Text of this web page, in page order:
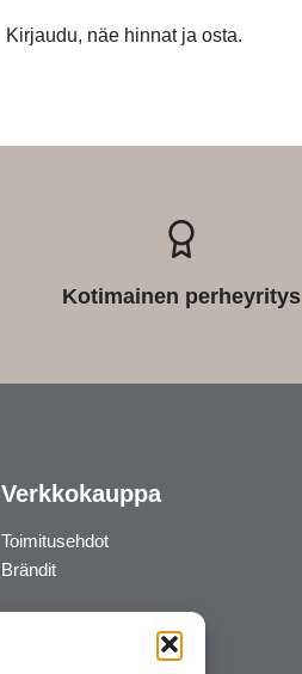
Kirjaudu, näe hinnat ja osta.
Kotimainen perheyritys
Verkkokauppa
Toimitusehdot
Brändit